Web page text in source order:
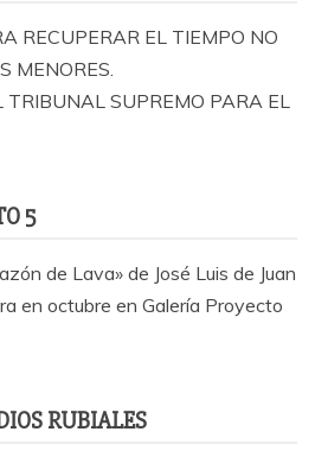
RECUPERAR EL TIEMPO NO
MENORES.
TRIBUNAL SUPREMO PARA EL
5
de Lava» de José Luis de Juan
en octubre en Galería Proyecto
RUBIALES